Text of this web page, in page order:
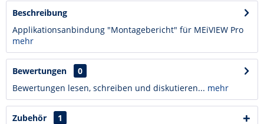
Beschreibung
Applikationsanbindung "Montagebericht" für MEiVIEW Pro
mehr
Bewertungen
0
Bewertungen lesen, schreiben und diskutieren... mehr
Zubehör 1